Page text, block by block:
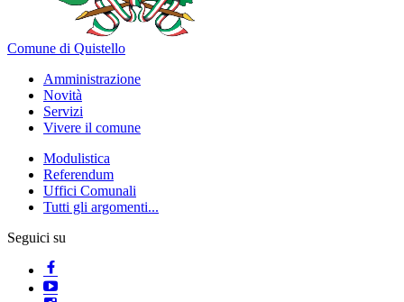
Comune di Quistello
Amministrazione
Novità
Servizi
Vivere il comune
Modulistica
Referendum
Uffici Comunali
Tutti gli argomenti...
Seguici su